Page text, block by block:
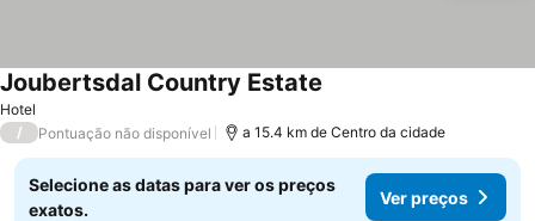
Hotel
Joubertsdal Country Estate
/ Pontuação não disponível a 15.4 km de Centro da cidade
Selecione as datas para ver os preços
exatos.
Ver preços